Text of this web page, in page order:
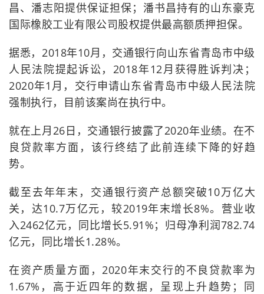
昌、潘志阳提供保证担保；潘书昌持有的山东豪克
国际橡胶工业有限公司股权提供最高额质押担保。
据悉，2018年10月，交通银行向山东省青岛市中级
人民法院提起诉讼，2018年12月获得胜诉判决；
2020年1月，交行申请山东省青岛市中级人民法院
强制执行，目前该案尚在执行中。
就在上月26日，交通银行披露了2020年业绩。在不
良贷款率方面，该行终结了此前连续下降的好趋
势。
截至去年年末，交通银行资产总额突破10万亿大
关，达10.7万亿元，较2019年末增长8%。营业收
入2462亿元，同比增长5.91%；归母净利润782.74
亿元，同比增长1.28%。
在资产质量方面，2020年末交行的不良贷款率为
1.67%，高于近四年的数据，呈现上升趋势；同